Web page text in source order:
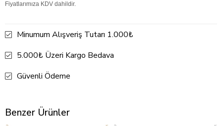
Fiyatlarımıza KDV dahildir.
Minumum Alışveriş Tutarı 1.000₺
5.000₺ Üzeri Kargo Bedava
Güvenli Ödeme
Benzer Ürünler